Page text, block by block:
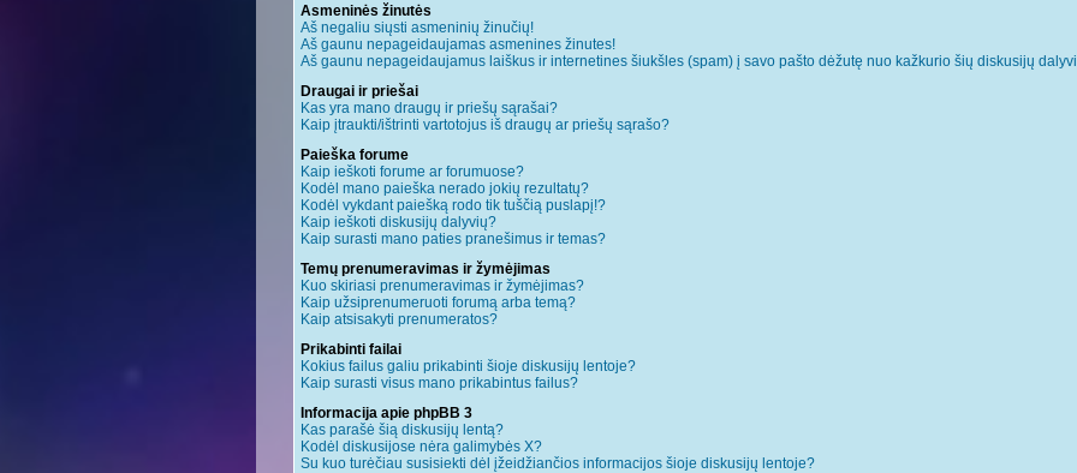
Asmeninės žinutės
Aš negaliu siųsti asmeninių žinučių!
Aš gaunu nepageidaujamas asmenines žinutes!
Aš gaunu nepageidaujamus laiškus ir internetines šiukšles (spam) į savo pašto dėžutę nuo kažkurio šių diskusijų
Draugai ir priešai
Kas yra mano draugų ir priešų sąrašai?
Kaip įtraukti/ištrinti vartotojus iš draugų ar priešų sąrašo?
Paieška forume
Kaip ieškoti forume ar forumuose?
Kodėl mano paieška nerado jokių rezultatų?
Kodėl vykdant paiešką rodo tik tuščią puslapį!?
Kaip ieškoti diskusijų dalyvių?
Kaip surasti mano paties pranešimus ir temas?
Temų prenumeravimas ir žymėjimas
Kuo skiriasi prenumeravimas ir žymėjimas?
Kaip užsiprenumeruoti forumą arba temą?
Kaip atsisakyti prenumeratos?
Prikabinti failai
Kokius failus galiu prikabinti šioje diskusijų lentoje?
Kaip surasti visus mano prikabintus failus?
Informacija apie phpBB 3
Kas parašė šią diskusijų lentą?
Kodėl diskusijose nėra galimybės X?
Su kuo turėčiau susisiekti dėl įžeidžiančios informacijos šioje diskusijų lentoje?